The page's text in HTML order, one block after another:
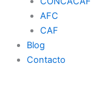
AFC
CAF
Blog
Contacto